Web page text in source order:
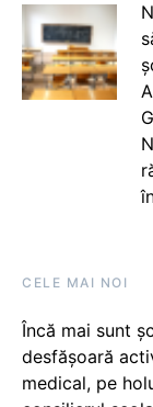
CELE MAI NOI
Încă mai sunt
desfășoară
medical, pe